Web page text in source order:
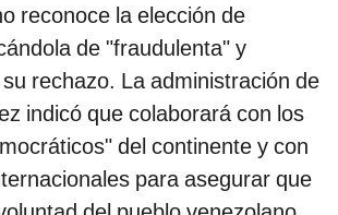
reconoce la elección de
de "fraudulenta" y
rechazo. La administración de
indicó que colaborará con los
del continente y con
para asegurar que